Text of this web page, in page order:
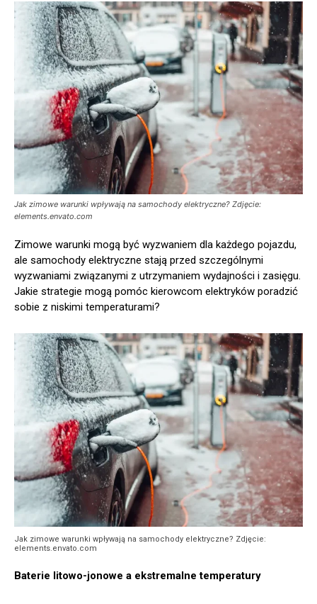
Jak zimowe warunki wpływają na samochody elektryczne? Zdjęcie:
elements.envato.com
Zimowe warunki mogą być wyzwaniem dla każdego pojazdu,
ale samochody elektryczne stają przed szczególnymi
wyzwaniami związanymi z utrzymaniem wydajności i zasięgu.
Jakie strategie mogą pomóc kierowcom elektryków poradzić
sobie z niskimi temperaturami?
Jak zimowe warunki wpływają na samochody elektryczne? Zdjęcie:
elements.envato.com
Baterie litowo-jonowe a ekstremalne temperatury